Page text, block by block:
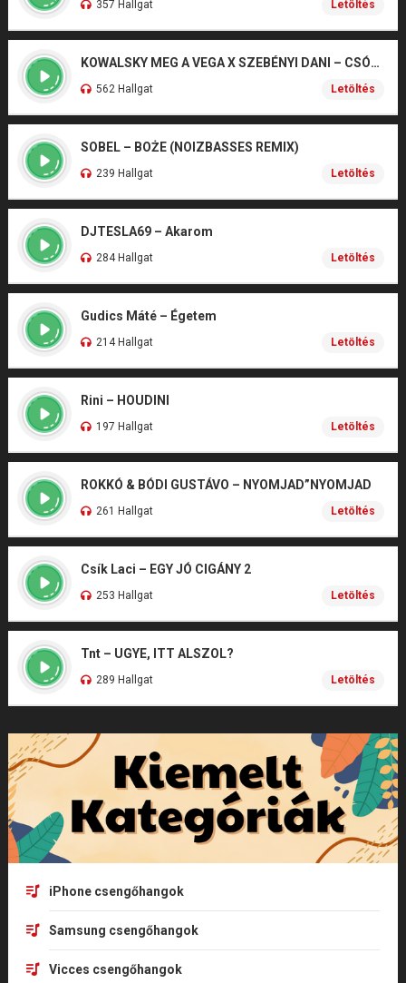
357 Hallgat Letöltés
KOWALSKY MEG A VEGA X SZEBÉNYI DANI – CSÓNAK
562 Hallgat Letöltés
SOBEL – BOŻE (NOIZBASSES REMIX)
239 Hallgat Letöltés
DJTESLA69 – Akarom
284 Hallgat Letöltés
Gudics Máté – Égetem
214 Hallgat Letöltés
Rini – HOUDINI
197 Hallgat Letöltés
ROKKÓ & BÓDI GUSTÁVO – NYOMJAD”NYOMJAD
261 Hallgat Letöltés
Csík Laci – EGY JÓ CIGÁNY 2
253 Hallgat Letöltés
Tnt – UGYE, ITT ALSZOL?
289 Hallgat Letöltés
iPhone csengőhangok
Samsung csengőhangok
Vicces csengőhangok